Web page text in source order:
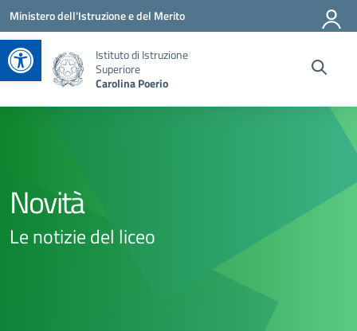
Apri la barra degli strumenti
Vai ai contenuti
Vai al menu di navigazione
Vai al footer
Ministero dell'Istruzione e del Merito
Istituto di Istruzione
Superiore
Carolina Poerio
Novità
Le notizie del liceo